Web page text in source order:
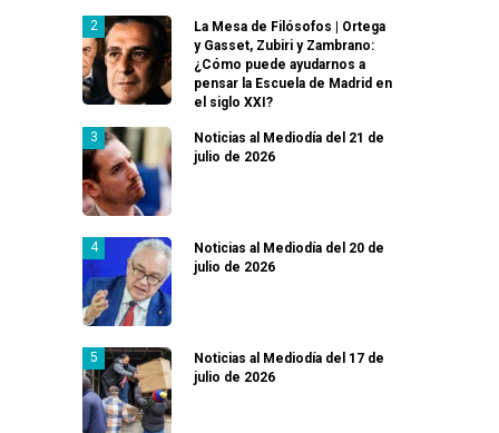
La Mesa de Filósofos | Ortega
y Gasset, Zubiri y Zambrano:
¿Cómo puede ayudarnos a
pensar la Escuela de Madrid en
el siglo XXI?
Noticias al Mediodía del 21 de
julio de 2026
Noticias al Mediodía del 20 de
julio de 2026
Noticias al Mediodía del 17 de
julio de 2026